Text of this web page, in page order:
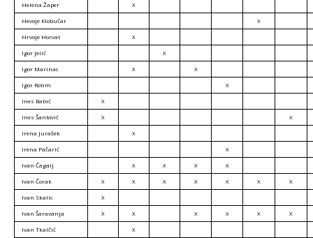
Helena Žaper X
Hevoje Klobučar X
Hrvoje Horvat X
Igor Jelić X
Igor Marinac X X
Igor Rotim X
Ines Babić X
Ines Šantović X X
Irena Jurašek X
Irena Pačarić X
Ivan Čagalj X X X X
Ivan Čorak X X X X X X X
Ivan Skalic X
Ivan Šaravanja X X X X X X
Ivan Tkalčić X